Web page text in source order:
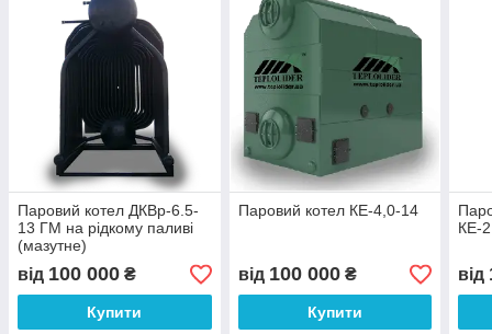
Паровий котел ДКВр-6.5-
13 ГМ на рідкому паливі
(мазутне)
від 100 000 ₴
Купити
Паровий котел КЕ-4,0-14
від 100 000₴
Купити
КЕ-
від